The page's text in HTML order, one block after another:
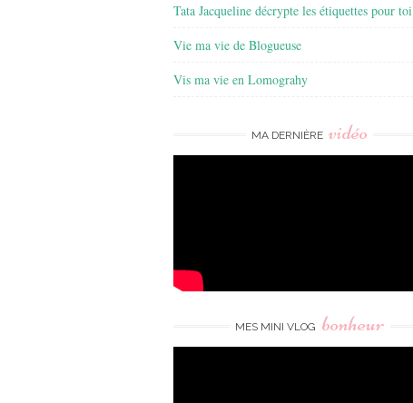
Tata Jacqueline décrypte les étiquettes pour toi
Vie ma vie de Blogueuse
Vis ma vie en Lomograhy
MA DERNIÈRE vidéo
MES MINI VLOG bonheur